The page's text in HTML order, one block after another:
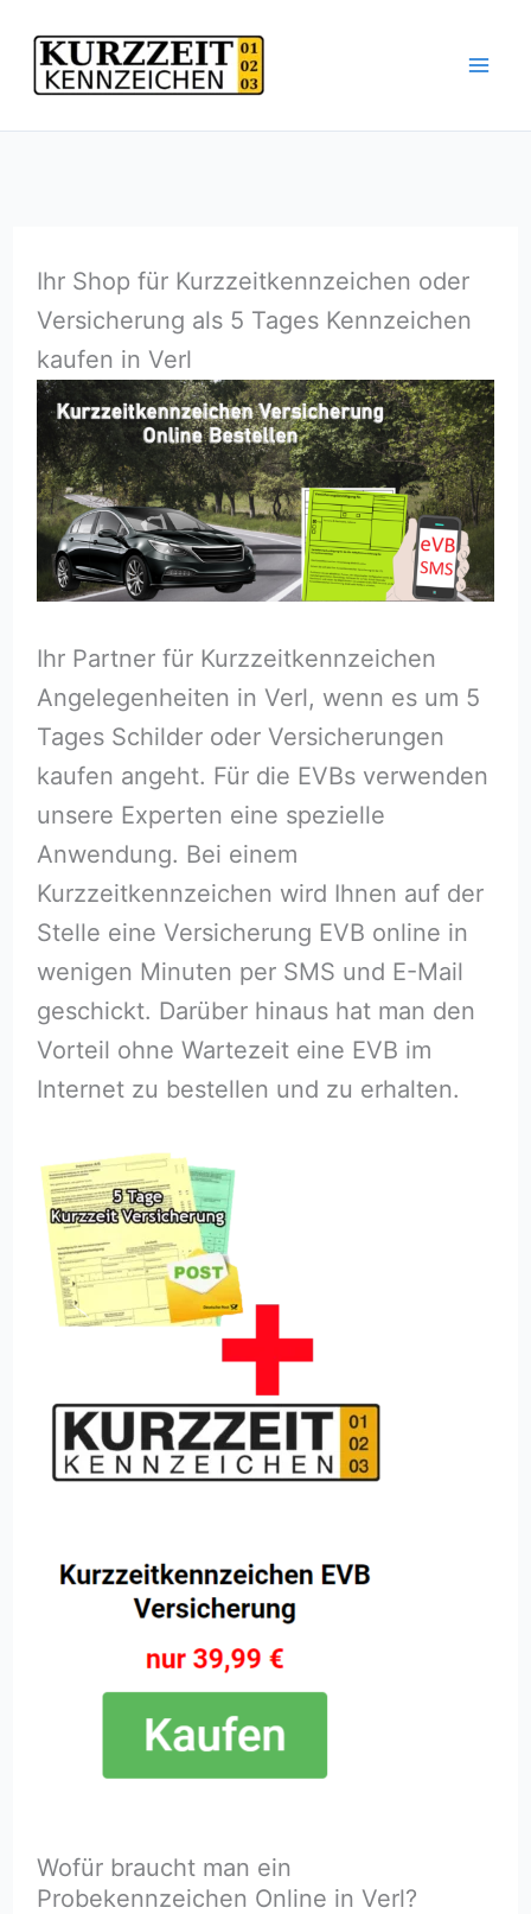
Inhalt
springen
Ihr Shop für Kurzzeitkennzeichen oder
Versicherung als 5 Tages Kennzeichen
kaufen in Verl
Ihr Partner für Kurzzeitkennzeichen
Angelegenheiten in Verl, wenn es um 5
Tages Schilder oder Versicherungen
kaufen angeht. Für die EVBs verwenden
unsere Experten eine spezielle
Anwendung. Bei einem
Kurzzeitkennzeichen wird Ihnen auf der
Stelle eine Versicherung EVB online in
wenigen Minuten per SMS und E-Mail
geschickt. Darüber hinaus hat man den
Vorteil ohne Wartezeit eine EVB im
Internet zu bestellen und zu erhalten.
Wofür braucht man ein
Probekennzeichen Online in Verl?